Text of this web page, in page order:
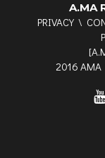
A.MA
PRIVACY \
[
2016 AMA